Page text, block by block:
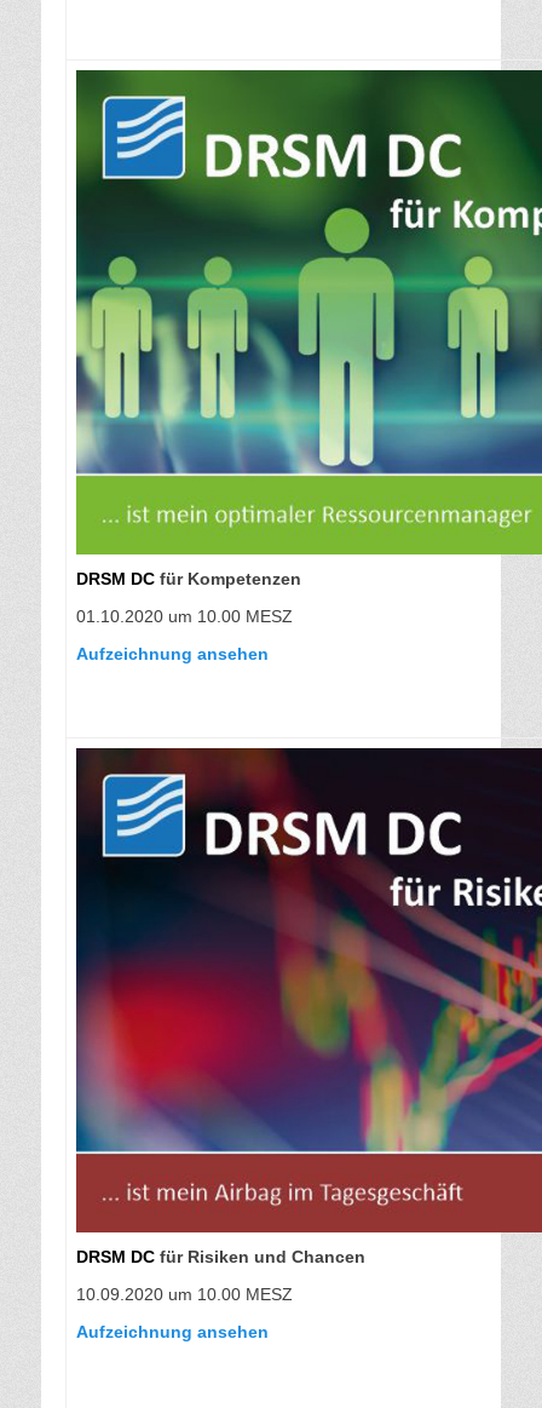
DRSM DC für Kompetenzen
01.10.2020 um 10.00 MESZ
Aufzeichnung ansehen
DRSM DC für Risiken und Chancen
10.09.2020 um 10.00 MESZ
Aufzeichnung ansehen